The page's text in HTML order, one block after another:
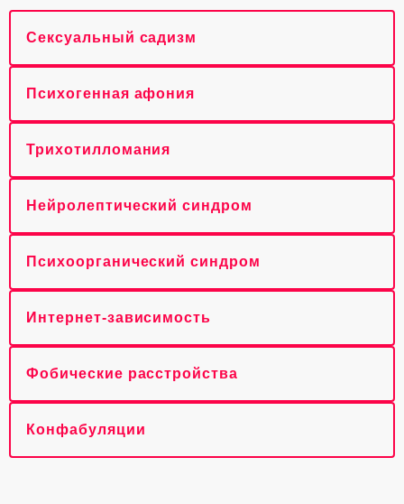
Сексуальный садизм
Психогенная афония
Трихотилломания
Нейролептический синдром
Психоорганический синдром
Интернет-зависимость
Фобические расстройства
Конфабуляции